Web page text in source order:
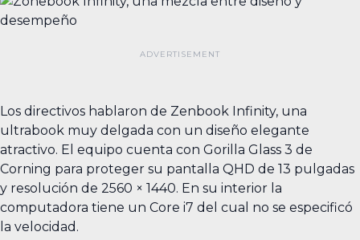
Los directivos hablaron de Zenbook Infinity, una
ultrabook muy delgada con un diseño elegante
atractivo. El equipo cuenta con Gorilla Glass 3 de
Corning para proteger su pantalla QHD de 13 pulgadas
y resolución de 2560 × 1440. En su interior la
computadora tiene un Core i7 del cual no se especificó
la velocidad.